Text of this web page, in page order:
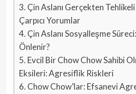
3. Çin Aslanı Gerçekten
Çarpıcı Yorumlar
4. Çin Aslanı Sosyalleşme
Önlenir?
5. Evcil Bir Chow Chow Sahibi
Eksileri: Agresiflik Riskleri
6. Chow Chow’lar: Efsanevi